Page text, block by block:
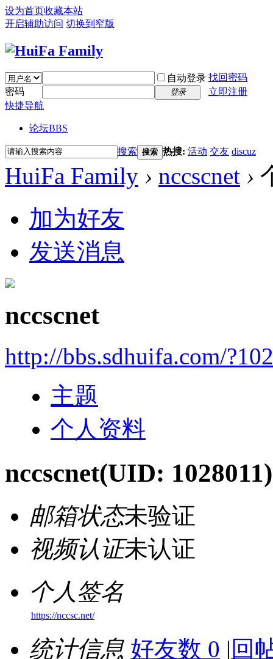
设为首页收藏本站
开启辅助访问 切换到窄版
自动登录 找回密码
密码
登录
立即注册
快捷导航
论坛BBS
搜索 搜索 热搜: 活动 交友 discuz
HuiFa Family › nccscnet ›
加为好友
发送消息
nccscnet
http://bbs.sdhuifa.com/
主题
个人资料
nccscnet(UID: 1028011)
邮箱状态未验证
视频认证未认证
个人签名
https://nccsc.net/
统计信息 好友数 0 | 回